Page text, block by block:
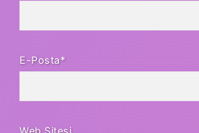
E-Posta*
Web Sitesi